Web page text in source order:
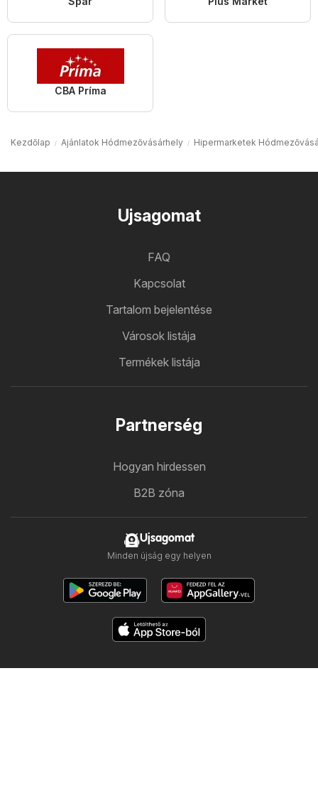
CBA Príma
Kezdőlap Ajánlatok Hódmezővásárhely Hipermarketek
Ujsagomat
FAQ
Kapcsolat
Tartalom bejelentése
Városok listája
Termékek listája
Partnerség
Hogyan hirdessen
B2B zóna
Ujsagomat
Minden újság egy helyen